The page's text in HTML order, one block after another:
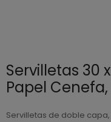
Servilletas 30
Papel Cenefa,
Servilletas de doble